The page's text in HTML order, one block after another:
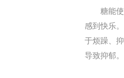
糖能使人
感到快乐
于烦躁、
导致抑郁。